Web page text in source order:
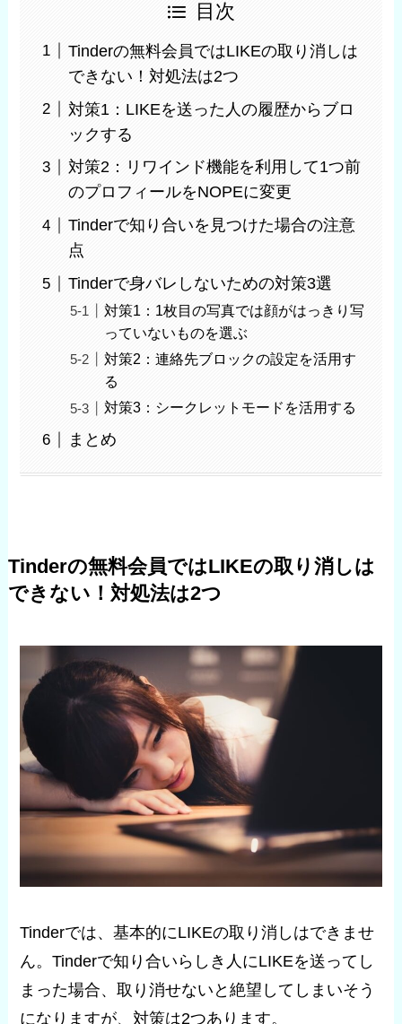
目次
Tinderの無料会員ではLIKEの取り消しは
できない！対処法は2つ
対策1：LIKEを送った人の履歴からブロ
ックする
対策2：リワインド機能を利用して1つ前
のプロフィールをNOPEに変更
Tinderで知り合いを見つけた場合の注意
点
Tinderで身バレしないための対策3選
対策1：1枚目の写真では顔がはっきり写
っていないものを選ぶ
対策2：連絡先ブロックの設定を活用す
る
対策3：シークレットモードを活用する
まとめ
Tinderの無料会員ではLIKEの取り消しは
できない！対処法は2つ
Tinderでは、基本的にLIKEの取り消しはできませ
ん。Tinderで知り合いらしき人にLIKEを送ってし
まった場合、取り消せないと絶望してしまいそう
になりますが、対策は2つあります。